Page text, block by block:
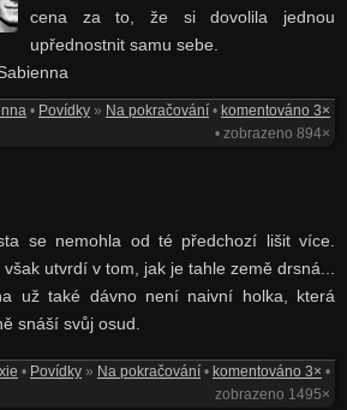
cena za to, že si dovolila jednou
upřednostnit samu sebe.
• Povídky » Na pokračování • komentováno 3×
• zobrazeno 894×
se nemohla od té předchozí lišit více.
utvrdí v tom, jak je tahle země drsná...
už také dávno není naivní holka, která
snáší svůj osud.
• Povídky » Na pokračování • komentováno 3× •
zobrazeno 1495×